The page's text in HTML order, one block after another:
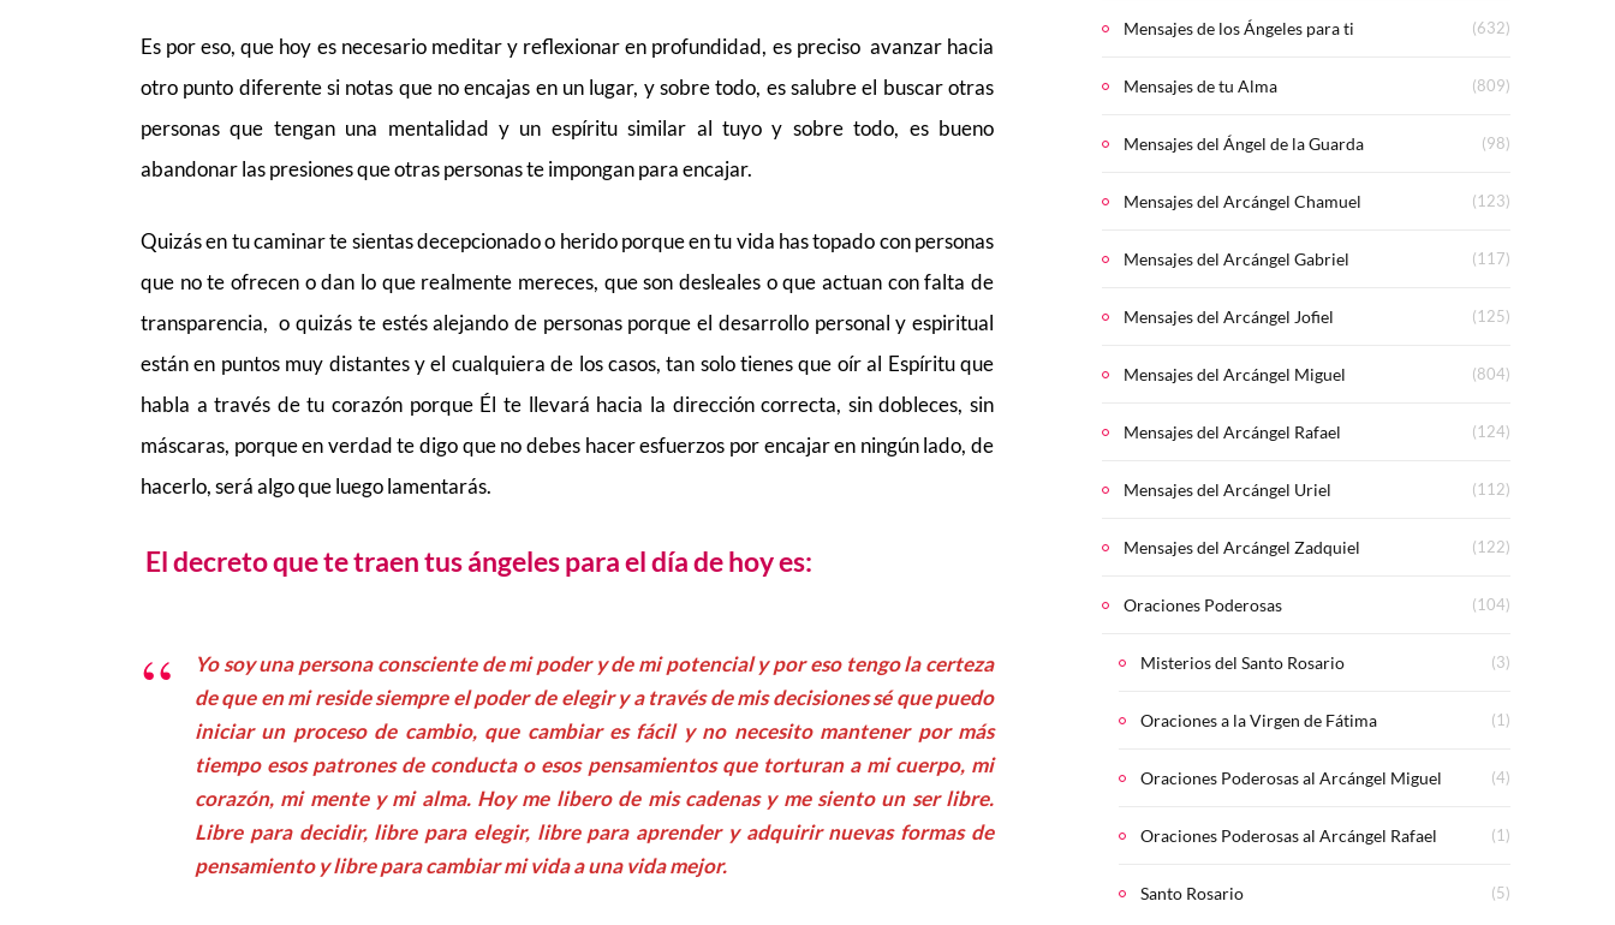
Es por eso, que hoy es necesario meditar y reflexionar en profundidad, es preciso avanzar hacia
otro punto diferente si notas que no encajas en un lugar, y sobre todo, es salubre el buscar otras
personas que tengan una mentalidad y un espíritu similar al tuyo y sobre todo, es bueno
abandonar las presiones que otras personas te impongan para encajar.
Quizás en tu caminar te sientas decepcionado o herido porque en tu vida has topado con personas
que no te ofrecen o dan lo que realmente mereces, que son desleales o que actuan con falta de
transparencia, o quizás te estés alejando de personas porque el desarrollo personal y espiritual
están en puntos muy distantes y el cualquiera de los casos, tan solo tienes que oír al Espíritu que
habla a través de tu corazón porque Él te llevará hacia la dirección correcta, sin dobleces, sin
máscaras, porque en verdad te digo que no debes hacer esfuerzos por encajar en ningún lado, de
hacerlo, será algo que luego lamentarás.
El decreto que te traen tus ángeles para el día de hoy es:
Yo soy una persona consciente de mi poder y de mi potencial y por eso tengo la certeza
de que en mi reside siempre el poder de elegir y a través de mis decisiones sé que puedo
iniciar un proceso de cambio, que cambiar es fácil y no necesito mantener por más
tiempo esos patrones de conducta o esos pensamientos que torturan a mi cuerpo, mi
corazón, mi mente y mi alma. Hoy me libero de mis cadenas y me siento un ser libre.
Libre para decidir, libre para elegir, libre para aprender y adquirir nuevas formas de
pensamiento y libre para cambiar mi vida a una vida mejor.
Mensajes de los Ángeles para ti (632)
Mensajes de tu Alma (809)
Mensajes del Ángel de la Guarda (98)
Mensajes del Arcángel Chamuel (123)
Mensajes del Arcángel Gabriel (117)
Mensajes del Arcángel Jofiel (125)
Mensajes del Arcángel Miguel (804)
Mensajes del Arcángel Rafael (124)
Mensajes del Arcángel Uriel (112)
Mensajes del Arcángel Zadquiel (122)
Oraciones Poderosas (104)
Misterios del Santo Rosario (3)
Oraciones a la Virgen de Fátima (1)
Oraciones Poderosas al Arcángel Miguel (4)
Oraciones Poderosas al Arcángel Rafael (1)
Santo Rosario (5)